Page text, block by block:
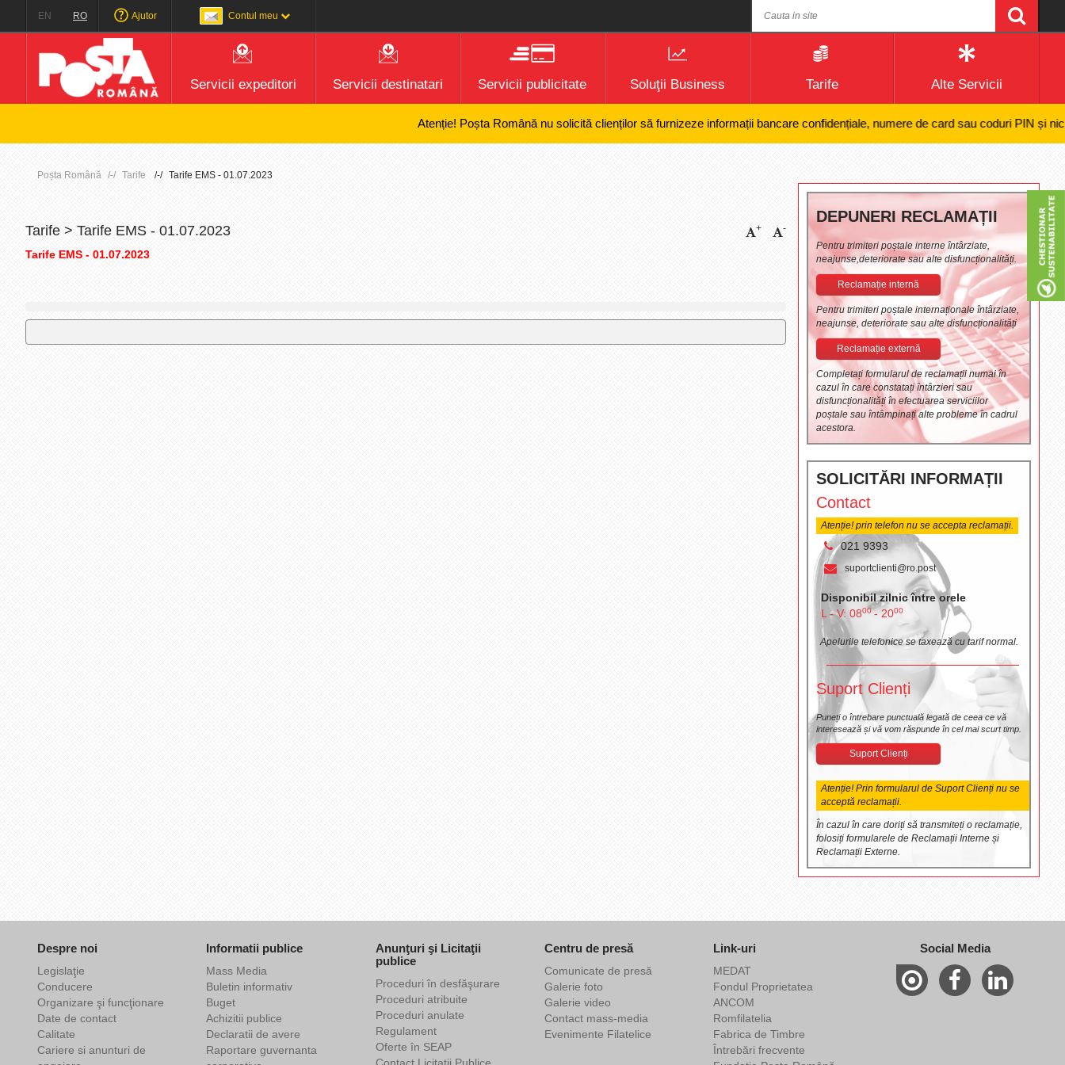
EN RO Ajutor Contul meu
Servicii expeditori Servicii destinatari Servicii publicitate Soluţii Business Tarife Alte Servicii
Atenție! Poșta Română nu solicită clienților să furnizeze informații bancare confidențiale, numere de card sau coduri PIN și nici
Poșta Română Tarife Tarife EMS - 01.07.2023
Tarife > Tarife EMS - 01.07.2023 + -
Tarife EMS - 01.07.2023
DEPUNERI RECLAMAȚII
Pentru trimiteri poștale interne întârziate,
neajunse,deteriorate sau alte disfuncționalități.
Reclamație internă
Pentru trimiteri poștale internaționale întârziate,
neajunse, deteriorate sau alte disfuncționalități
Reclamație externă
Completați formularul de reclamații numai în
cazul în care constatați întârzieri sau
disfuncționalități în efectuarea serviciilor
poștale sau întâmpinați alte probleme în cadrul
acestora.
SOLICITĂRI INFORMAȚII
Contact
Atenție! prin telefon nu se accepta reclamații.
021 9393
suportclienti@ro.post
Disponibil zilnic între orele
L - V: 0800- 2000
Apelurile telefonice se taxează cu tarif normal.
Suport Clienți
Puneți o întrebare punctuală legată de ceea ce vă
interesează și vă vom răspunde în cel mai scurt timp.
Suport Clienți
Atenție! Prin formularul de Suport Clienți nu se
acceptă reclamații.
În cazul în care doriți să transmiteți o reclamație,
folosiți formularele de Reclamații Interne și
Reclamații Externe.
Despre noi
Legislaţie
Conducere
Organizare şi funcţionare
Date de contact
Calitate
Cariere si anunturi de
Informatii publice
Mass Media
Buletin informativ
Buget
Achizitii publice
Declaratii de avere
Raportare guvernanta
Anunţuri şi Licitaţii
publice
Proceduri în desfăşurare
Proceduri atribuite
Proceduri anulate
Regulament
Oferte în SEAP
Centru de presă
Comunicate de presă
Galerie foto
Galerie video
Contact mass-media
Evenimente Filatelice
Link-uri
MEDAT
Fondul Proprietatea
ANCOM
Romfilatelia
Fabrica de Timbre
Întrebări frecvente
Social Media